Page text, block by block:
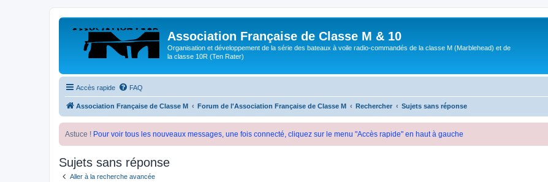
Association Française de Classe M & 10
Organisation et développement de la série des bateaux à voile radio-commandés de la classe M (Marblehead) et de
la classe 10R (Ten Rater)
Accès rapide FAQ
Association Française de Classe M Forum de l'Association Française de Classe M Rechercher Sujets sans réponse
Astuce ! Pour voir tous les nouveaux messages, une fois connecté, cliquez sur le menu "Accès rapide" en haut à gauche
Sujets sans réponse
Aller à la recherche avancée